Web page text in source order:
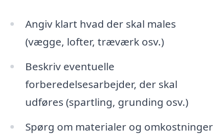
Angiv klart hvad der skal males
(vægge, lofter, træværk osv.)
Beskriv eventuelle
forberedelsesarbejder, der skal
udføres (spartling, grunding osv.)
Spørg om materialer og omkostninger